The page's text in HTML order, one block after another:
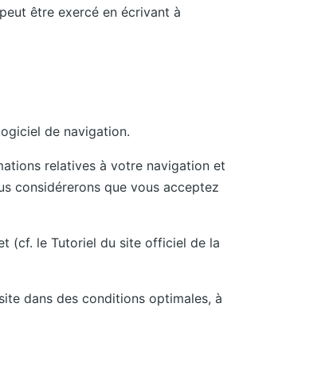
être exercé en écrivant à
de navigation.
relatives à votre navigation et
considérerons que vous acceptez
(cf. le Tutoriel du site officiel de la
dans des conditions optimales, à